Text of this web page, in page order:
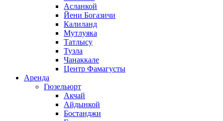
Асланкой
Йени Богазичи
Калиланд
Мутлуяка
Татлысу
Тузла
Чанаккале
Центр Фамагусты
Аренда
Гюзельюрт
Акчай
Айдынкой
Бостанджи